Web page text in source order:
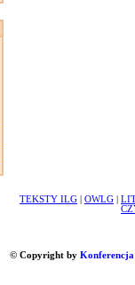
TEKSTY ILG OWLG
© Copyright by Konferencja